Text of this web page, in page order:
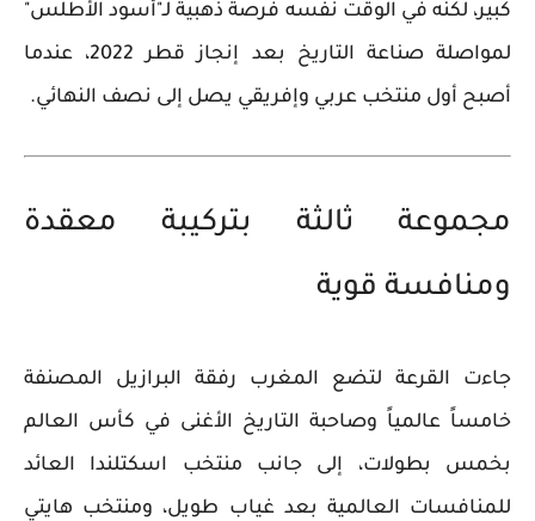
كبير، لكنه في الوقت نفسه فرصة ذهبية لـ"أسود الأطلس"
لمواصلة صناعة التاريخ بعد إنجاز قطر 2022، عندما
أصبح أول منتخب عربي وإفريقي يصل إلى نصف النهائي.
مجموعة ثالثة بتركيبة معقدة
ومنافسة قوية
جاءت القرعة لتضع المغرب رفقة البرازيل المصنفة
خامساً عالمياً وصاحبة التاريخ الأغنى في كأس العالم
بخمس بطولات، إلى جانب منتخب اسكتلندا العائد
للمنافسات العالمية بعد غياب طويل، ومنتخب هايتي